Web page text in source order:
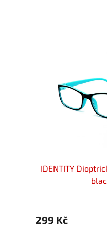
IDENTITY
299 Kč